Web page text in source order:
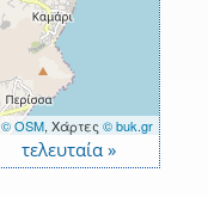
© OSM, Χάρτες © buk.gr
τελευταία »